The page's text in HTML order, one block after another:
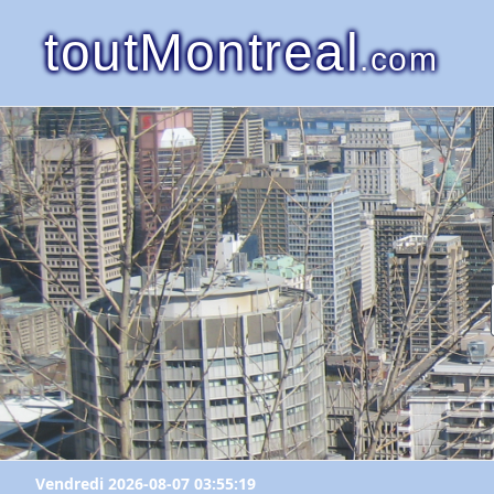
toutMontreal.com
Vendredi 2026-08-07 03:55:19